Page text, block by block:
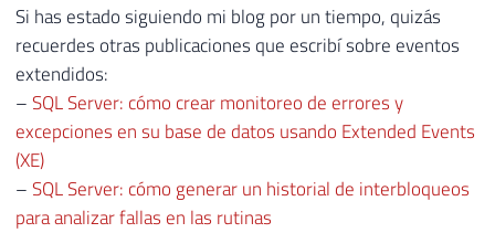
Si has estado siguiendo mi blog por un tiempo, quizás
recuerdes otras publicaciones que escribí sobre eventos
extendidos:
–SQL Server: cómo crear monitoreo de errores y
excepciones en su base de datos usando Extended Events
(XE)
–SQL Server: cómo generar un historial de interbloqueos
para analizar fallas en las rutinas